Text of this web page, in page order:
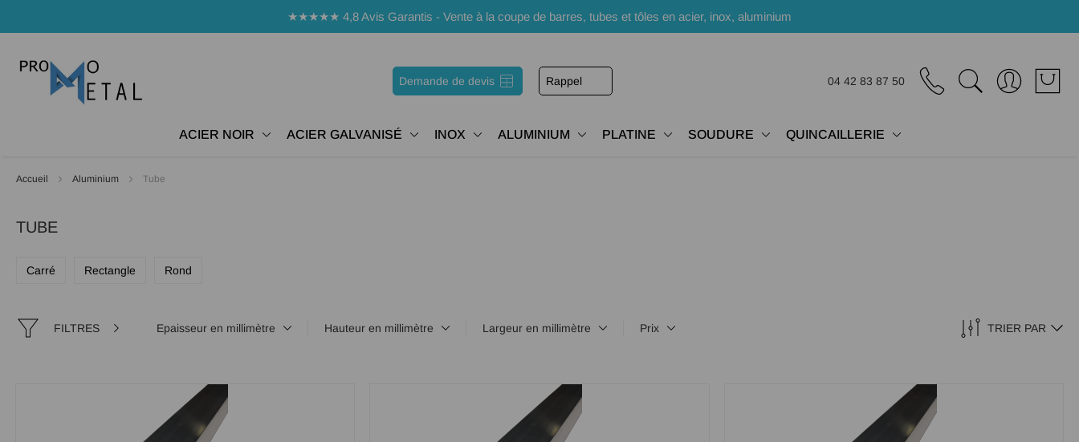
★★★★★ 4,8 Avis Garantis - Vente à la coupe de barres, tubes et tôles en acier, inox, aluminium
Demande de devis Rappel 04 42 83 87 50
ACIER NOIR ACIER GALVANISÉ INOX ALUMINIUM PLATINE SOUDURE QUINCAILLERIE
Accueil Aluminium Tube
TUBE
Carré Rectangle Rond
FILTRES Epaisseur en millimètre Hauteur en millimètre Largeur en millimètre Prix TRIER PAR